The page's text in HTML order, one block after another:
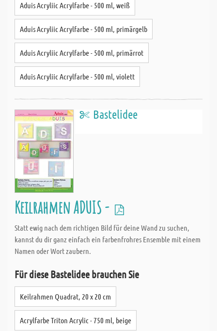
Aduis Acryliic Acrylfarbe - 500 ml, weiß
Aduis Acryliic Acrylfarbe - 500 ml, primärgelb
Aduis Acryliic Acrylfarbe - 500 ml, primärrot
Aduis Acryliic Acrylfarbe - 500 ml, violett
Bastelidee
Keilrahmen ADUIS -
Statt ewig nach dem richtigen Bild für deine Wand zu suchen,
kannst du dir ganz einfach ein farbenfrohres Ensemble mit einem
Namen oder Wort zaubern.
Für diese Bastelidee brauchen Sie
Keilrahmen Quadrat, 20 x 20 cm
Acrylfarbe Triton Acrylic - 750 ml, beige